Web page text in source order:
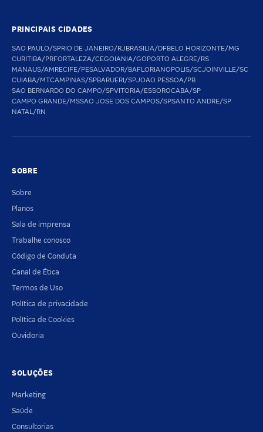
PRINCIPAIS CIDADES
SAO PAULO/SPRIO DE JANEIRO/RJBRASILIA/DFBELO HORIZONTE/MG
CURITIBA/PRFORTALEZA/CEGOIANIA/GOPORTO ALEGRE/RS
MANAUS/AMRECIFE/PESALVADOR/BAFLORIANOPOLIS/SCJOINVILLE/SC
CUIABA/MTCAMPINAS/SPBARUERI/SPJOAO PESSOA/PB
SAO BERNARDO DO CAMPO/SPVITORIA/ESSOROCABA/SP
CAMPO GRANDE/MSSAO JOSE DOS CAMPOS/SPSANTO ANDRE/SP
NATAL/RN
SOBRE
Sobre
Planos
Sala de imprensa
Trabalhe conosco
Código de Conduta
Canal de Ética
Termos de Uso
Política de privacidade
Política de Cookies
Ouvidoria
SOLUÇÕES
Marketing
Saúde
Consultorias